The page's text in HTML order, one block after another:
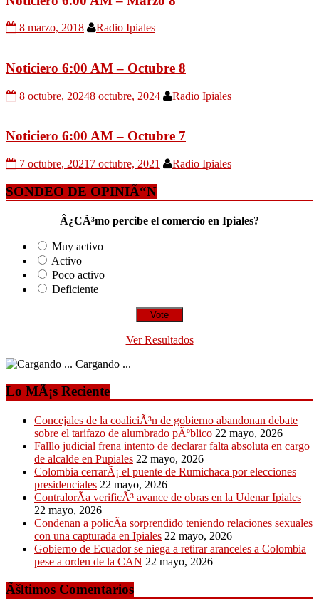
8 marzo, 2018 Radio Ipiales
Noticiero 6:00 AM – Octubre 8
8 octubre, 20248 octubre, 2024 Radio Ipiales
Noticiero 6:00 AM – Octubre 7
7 octubre, 2021 7 octubre, 2021 Radio Ipiales
SONDEO DE OPINIÃ“N
Â¿CÃ³mo percibe el comercio en Ipiales?
Muy activo
Activo
Poco activo
Deficiente
Ver Resultados
Cargando ...
Lo MÃ¡s Reciente
Concejales de la coaliciÃ³n de gobierno abandonan debate
sobre el tarifazo de alumbrado pÃºblico 22 mayo, 2026
Falllo judicial frena intento de declarar falta absoluta en cargo
de alcalde en Pupiales 22 mayo, 2026
Colombia cerrarÃ¡ el puente de Rumichaca por elecciones
presidenciales 22 mayo, 2026
ContralorÃ­a verificÃ³ avance de obras en la Udenar Ipiales
22 mayo, 2026
Condenan a policÃ­a sorprendido teniendo relaciones sexuales
con una capturada en Ipiales 22 mayo, 2026
Gobierno de Ecuador se niega a retirar aranceles a Colombia
pese a orden de la CAN 22 mayo, 2026
Ãšltimos Comentarios